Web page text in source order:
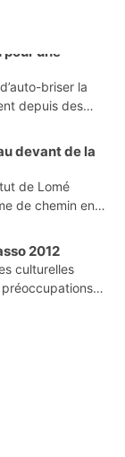
une
briser la
depuis des
remet lui-même
devant de la
de Lomé
de chemin en
artistes qui
concerts solo
2012
culturelles
préoccupations
sur la création,
culturelles à la